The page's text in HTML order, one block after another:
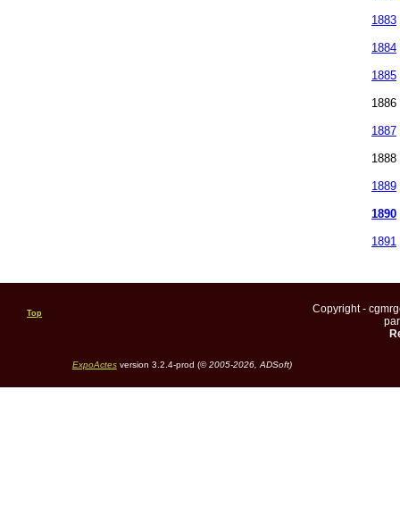
1883
1884
1885
1886
1887
1888
1889
1890
1891
Top
Copyright -
ExpoActesversion 3.2.4-prod (©2005-2026, ADSoft)